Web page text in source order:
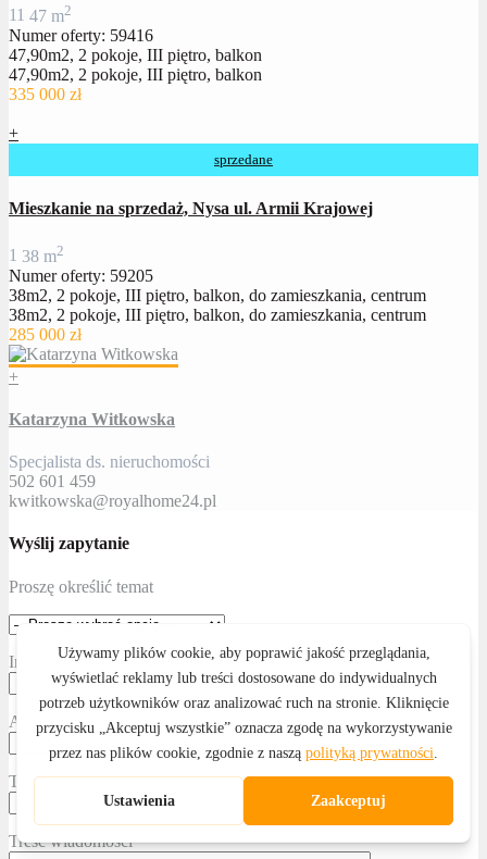
11 47 m2
Numer oferty: 59416
47,90m2, 2 pokoje, III piętro, balkon
47,90m2, 2 pokoje, III piętro, balkon
335 000 zł
+
sprzedane
Mieszkanie na sprzedaż, Nysa ul. Armii Krajowej
1 38 m2
Numer oferty: 59205
38m2, 2 pokoje, III piętro, balkon, do zamieszkania, centrum
38m2, 2 pokoje, III piętro, balkon, do zamieszkania, centrum
285 000 zł
+
Katarzyna Witkowska
Specjalista ds. nieruchomości
502 601 459
kwitkowska@royalhome24.pl
Wyślij zapytanie
Proszę określić temat
Imię i nazwisko
Adres email
Telefon kontaktowy
Treść wiadomości